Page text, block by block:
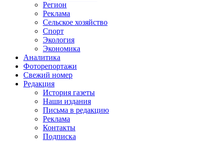
Регион
Реклама
Сельское хозяйство
Спорт
Экология
Экономика
Аналитика
Фоторепортажи
Свежий номер
Редакция
История газеты
Наши издания
Письма в редакцию
Реклама
Контакты
Подписка